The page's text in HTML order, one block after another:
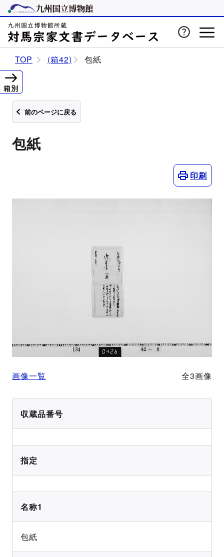
TOP (箱42) 包紙
前のページに戻る
包紙
印刷
画像一覧 全3画像
収蔵品番号
指定
名称1
包紙
箱別